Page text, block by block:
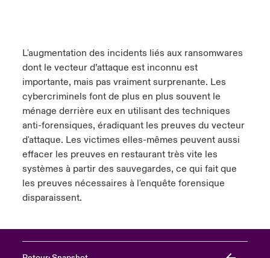
L'augmentation des incidents liés aux ransomwares
dont le vecteur d’attaque est inconnu est
importante, mais pas vraiment surprenante. Les
cybercriminels font de plus en plus souvent le
ménage derrière eux en utilisant des techniques
anti-forensiques, éradiquant les preuves du vecteur
d'attaque. Les victimes elles-mêmes peuvent aussi
effacer les preuves en restaurant très vite les
systèmes à partir des sauvegardes, ce qui fait que
les preuves nécessaires à l'enquête forensique
disparaissent.